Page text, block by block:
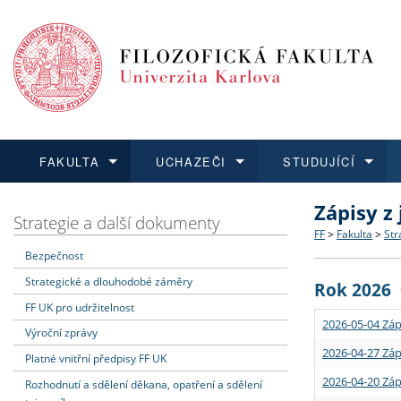
FAKULTA
Dozvědět se více
Struktura
Strategie
Podpora
UCHAZEČI
Podat přihlášku
Co
Učitelské
STUDUJÍCÍ
Dozvědět se více
Rigorózní
Dozvědět se více
O vědě a
Granty a
Dozvědět se více
Aktuální
Strategie a další dokumenty
Bezpečnost
Strategické a dlouhodobé záměry
FF UK pro udržitelnost
Výroční zprávy
Platné vnitřní předpisy FF UK
Rozhodnutí a sdělení děkana, opatření a sdělení
Zápisy
FF > Fakulta >
Rok 2026
2026-05-04
2026-04-27
2026-04-20